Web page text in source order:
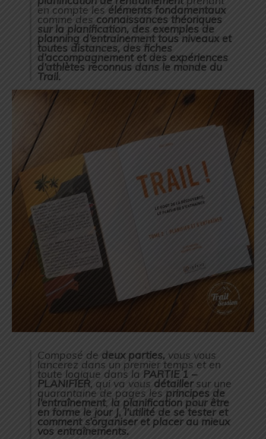
en compte les éléments fondamentaux
comme des connaissances théoriques
sur la planification, des exemples de
planning d’entrainement tous niveaux et
toutes distances, des fiches
d’accompagnement et des expériences
d’athlètes reconnus dans le monde du
Trail.
Composé de deux parties, vous vous
lancerez dans un premier temps et en
toute logique dans la PARTIE 1 –
PLANIFIER, qui va vous détaillersur une
quarantaine de pages les principes de
l’entraînement, la planification pour être
en forme le jour J, l’utilité de se tester et
comment s’organiser et placer au mieux
vos entraînements.